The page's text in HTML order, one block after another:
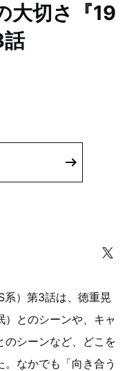
大切さ『19
系）第3話は、徳重晃
）とのシーンや、キャ
のシーンなど、どこを
なかでも「向き合う